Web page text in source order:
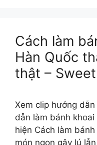
Cách làm
Hàn Quốc
thật –
Xem clip hướng
dẫn làm bánh
hiện Cách làm
món ngon gây lú